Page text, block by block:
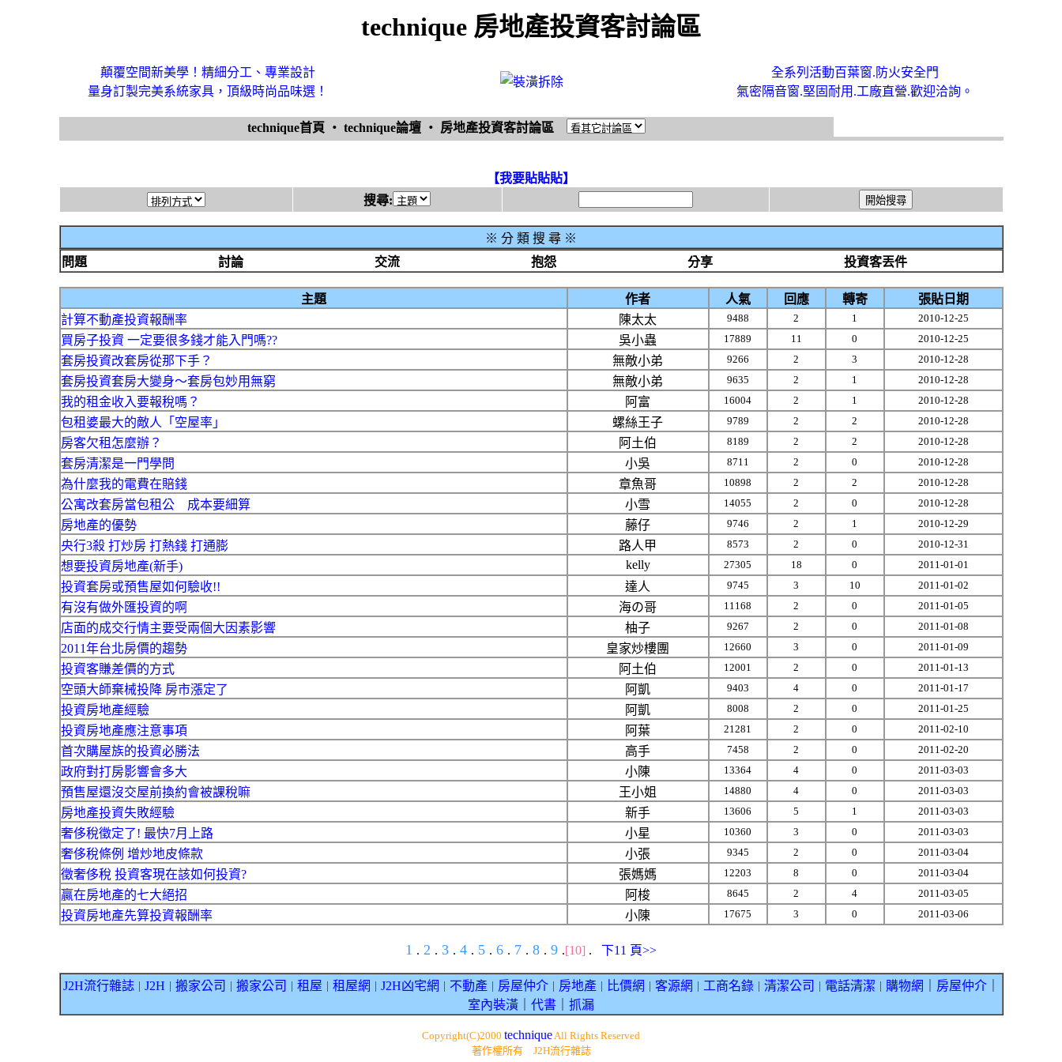
technique 房地產投資客討論區
顛覆空間新美學！精細分工、專業設計
量身訂製完美系統家具，頂級時尚品味選！
全系列活動百葉窗.防火安全門
氣密隔音窗.堅固耐用.工廠直營.歡迎洽詢。
technique首頁 ‧ technique論壇 ‧ 房地產投資客討論區
【我要貼貼貼】
搜尋:
※ 分 類 搜 尋 ※
問題
討論 交流 抱怨 分享 投資客丟件
主題 作者 人氣 回應 轉寄
張貼日期
計算不動產投資報酬率
陳太太 9488 2 1 2010-12-25
買房子投資 一定要很多錢才能入門嗎?? 吳小蟲 17889 11 0 2010-12-25
套房投資改套房從那下手？ 無敵小弟 9266 2 3 2010-12-28
套房投資套房大變身～套房包妙用無窮 無敵小弟 9635 2 1 2010-12-28
我的租金收入要報稅嗎？ 阿富 16004 2 1 2010-12-28
包租婆最大的敵人「空屋率」 螺絲王子 9789 2 2 2010-12-28
房客欠租怎麼辦？ 阿土伯 8189 2 2 2010-12-28
套房清潔是一門學問 小吳 8711 2 0 2010-12-28
為什麼我的電費在賠錢 章魚哥 10898 2 2 2010-12-28
公寓改套房當包租公 成本要細算 小雪 14055 2 0 2010-12-28
房地產的優勢 藤仔 9746 2 1 2010-12-29
央行3殺 打炒房 打熱錢 打通膨 路人甲 8573 2 0 2010-12-31
想要投資房地產(新手) kelly 27305 18 0 2011-01-01
投資套房或預售屋如何驗收!! 達人 9745 3 10 2011-01-02
有沒有做外匯投資的啊 海の哥 11168 2 0 2011-01-05
店面的成交行情主要受兩個大因素影響 柚子 9267 2 0 2011-01-08
2011年台北房價的趨勢 皇家炒樓團 12660 3 0 2011-01-09
投資客賺差價的方式 阿土伯 12001 2 0 2011-01-13
空頭大師棄械投降 房市漲定了 阿凱 9403 4 0 2011-01-17
投資房地產經驗 阿凱 8008 2 0 2011-01-25
投資房地產應注意事項 阿葉 21281 2 0 2011-02-10
首次購屋族的投資必勝法 高手 7458 2 0 2011-02-20
政府對打房影響會多大 小陳 13364 4 0 2011-03-03
預售屋還沒交屋前換約會被課稅嘛 王小姐 14880 4 0 2011-03-03
房地產投資失敗經驗 新手 13606 5 1 2011-03-03
奢侈稅徵定了! 最快7月上路 小星 10360 3 0 2011-03-03
奢侈稅條例 增炒地皮條款 小張 9345 2 0 2011-03-04
徵奢侈稅 投資客現在該如何投資? 張媽媽 12203 8 0 2011-03-04
贏在房地產的七大絕招 阿梭 8645 2 4 2011-03-05
投資房地產先算投資報酬率 小陳 17675 3 0 2011-03-06
1 . 2 . 3 . 4 . 5 . 6 . 7 . 8 . 9 .[10] . 下11 頁>>
J2H流行雜誌｜ J2H 搬家公司 搬家公司 租屋 租屋網 J2H凶宅網 不動產｜ 房屋仲介｜ 房地產｜ 比價網 客源網 工商名錄｜ 清潔公司 電話清潔 購物網 房屋仲介｜
室內裝潢
代書 抓漏
Copyright(C)2000 techniqueAll Rights Reserved
著作權所有 J2H流行雜誌